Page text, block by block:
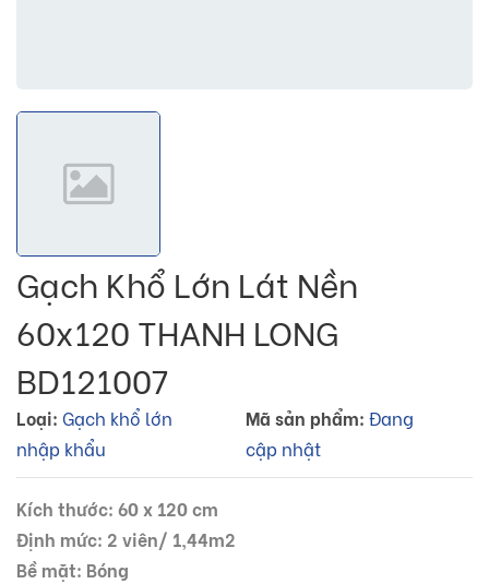
Gạch Khổ Lớn Lát Nền
60x120 THANH LONG
BD121007
Loại: Gạch khổ lớn
nhập khẩu
Mã sản phẩm: Đang
cập nhật
Kích thước: 60 x 120 cm
Định mức: 2 viên/ 1,44m2
Bề mặt: Bóng